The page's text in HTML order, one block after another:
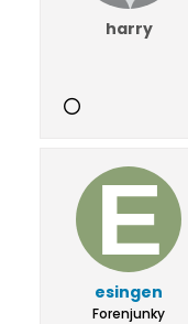
harry
esingen
Forenjunky